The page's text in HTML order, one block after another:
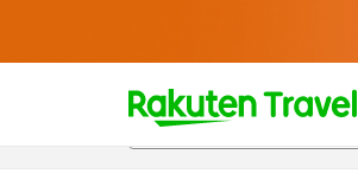
t
p
개요객실 & 숙박 상품이용 후기